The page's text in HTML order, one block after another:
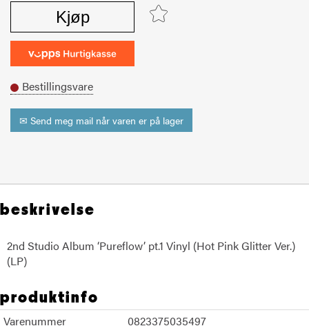
Kjøp
Bestillingsvare
✉ Send meg mail når varen er på lager
beskrivelse
2nd Studio Album ‘Pureflow’ pt.1 Vinyl (Hot Pink Glitter Ver.)
(LP)
produktinfo
Varenummer
0823375035497